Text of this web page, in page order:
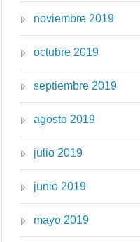
noviembre 2019
octubre 2019
septiembre 2019
agosto 2019
julio 2019
junio 2019
mayo 2019